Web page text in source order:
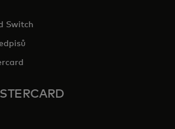
in a new tab
Switch
in a new tab